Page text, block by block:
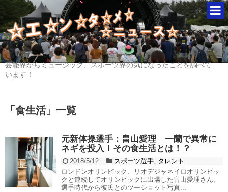
芸能界からミュージック、スポーツ界の気になったことを調べて
います！
「 食生活」 一覧
元新体操選手：畠山愛理 一蘭で異常に
ネギを投入！その食生活とは！？
2018/5/12 スポーツ選手, タレント
ロンドンオリンピック、リオデジャネイロオリンピッ
クと連続してオリンピックに出場した畠山愛理さん。
選手時代から彼氏とのツーショット写真...